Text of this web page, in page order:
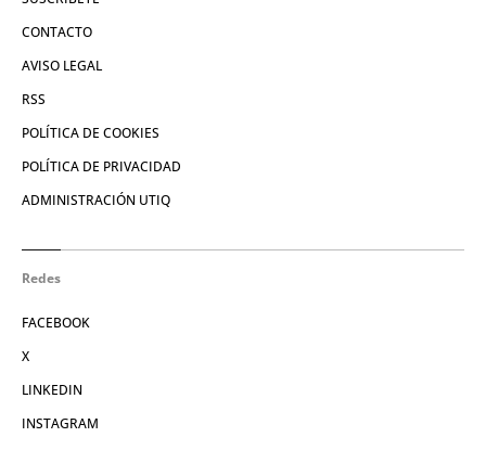
CONTACTO
AVISO LEGAL
RSS
POLÍTICA DE COOKIES
POLÍTICA DE PRIVACIDAD
ADMINISTRACIÓN UTIQ
Redes
FACEBOOK
X
LINKEDIN
INSTAGRAM